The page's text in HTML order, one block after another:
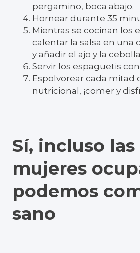
pergamino, boca abajo.
Hornear durante 35
Mientras se cocinan los
calentar la salsa en una
y añadir el ajo y la
Servir los espaguetis con
Espolvorear cada mitad
nutricional, ¡comer y
Sí, incluso las
mujeres
podemos
sano